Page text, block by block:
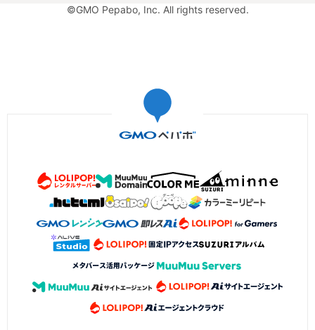
©GMO Pepabo, Inc. All rights reserved.